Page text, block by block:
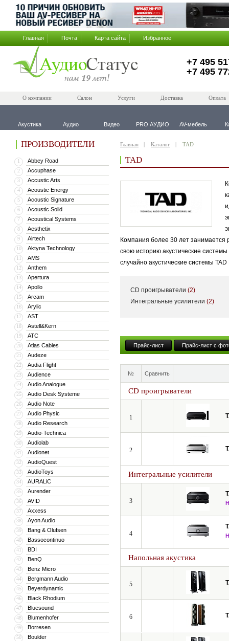
Главная Почта Карта сайта Избранное
+7 495
+7 495
О компании Салон Услуги Доставка Оплата
Акустика Аудио Видео PRO АУДИО AV-мебель
ПРОИЗВОДИТЕЛИ
1 Abbey Road
2 Accuphase
3 Accustic Arts
4 Acoustic Energy
5 Acoustic Signature
6 Acoustic Solid
7 Acoustical Systems
8 Aesthetix
9 Airtech
10 Aktyna Technology
11 AMS
12 Anthem
13 Apertura
14 Apollo
15 Arcam
16 Arylic
17 AST
18 Astell&Kern
19 ATC
20 Atlas Cables
21 Audeze
22 Audia Flight
23 Audience
24 Audio Analogue
25 Audio Desk Systeme
26 Audio Note
27 Audio Physic
28 Audio Research
29 Audio-Technica
30 Audiolab
31 Audionet
32 AudioQuest
33 AudioToys
34 AURALiC
35 Aurender
36 AVID
37 Axxess
38 Ayon Audio
39 Bang & Olufsen
40 Bassocontinuo
41 BDI
42 BenQ
43 Benz Micro
44 Bergmann Audio
45 Beyerdynamic
46 Black Rhodium
47 Bluesound
48 Blumenhofer
49 Borresen
50 Boulder
Главная Каталог TAD
TAD
Компания более 30 лет занимается
свою историю акустические
случайно акустические системы
CD проигрыватели (2)
Интегральные усилители (2)
Прайс-лист Прайс-лист с
№ Сравнить
CD проигрыватели
1
2
Интегральные усилители
3
4
Напольная акустика
5
6